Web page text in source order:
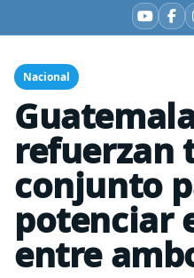
Nacional
refuerzan
conjunto
potenciar
entre